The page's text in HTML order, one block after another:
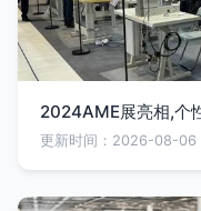
2024AME展亮相,个
更新时间：2026-08-06